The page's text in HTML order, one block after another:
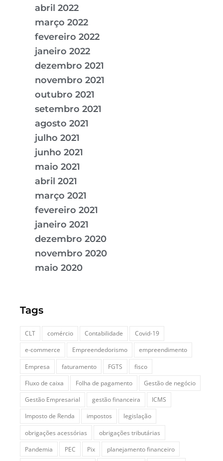
abril 2022
março 2022
fevereiro 2022
janeiro 2022
dezembro 2021
novembro 2021
outubro 2021
setembro 2021
agosto 2021
julho 2021
junho 2021
maio 2021
abril 2021
março 2021
fevereiro 2021
janeiro 2021
dezembro 2020
novembro 2020
maio 2020
Tags
CLT comércio Contabilidade
Covid-19
e-commerce
Empreendedorismo
empreendimento
Empresa
faturamento FGTS
fisco
Fluxo de caixa
Folha de pagamento
Gestão de negócio
Gestão Empresarial
gestão financeira
ICMS
Imposto de Renda
impostos
legislação
obrigações acessórias
obrigações tributárias
Pandemia
PEC Pix
planejamento financeiro